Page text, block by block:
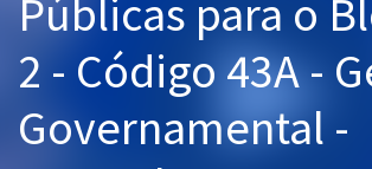
Questões grátis
Públicas para o
2 - Código 43A -
Governamental -